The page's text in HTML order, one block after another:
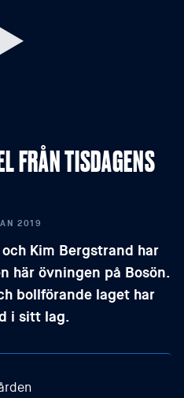
FRÅN TISDAGENS
2019
Kim Bergstrand har
här övningen på Bosön.
bollförande laget har
i sitt lag.